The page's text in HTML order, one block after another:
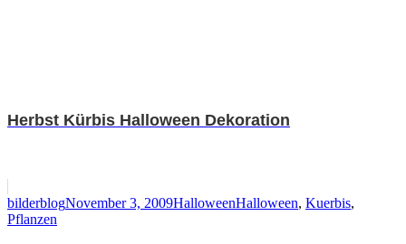
Herbst Kürbis Halloween Dekoration
Autor
bilderblogVeröffentlicht
November 3, 2009Kategorien
HalloweenSchlagwörter
Halloween, Kuerbis,
Pflanzen